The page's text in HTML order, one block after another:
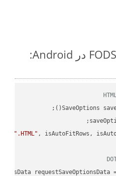
نحوه تبدیل FODS to DOT در Android:
SaveOptions
".HTML" , isAutoFitRows,
requestSaveOptionsData